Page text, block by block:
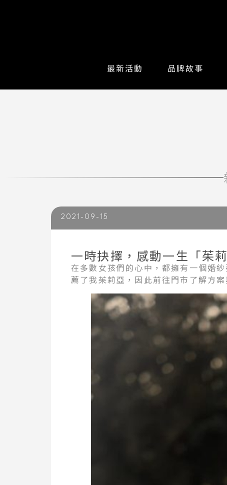
最新活動 品牌故事
2021-09-15
一時抉擇，感動一生「茱莉
在多數女孩們的心中，都擁有一個婚
薦了我茱莉亞，因此前往門市了解方